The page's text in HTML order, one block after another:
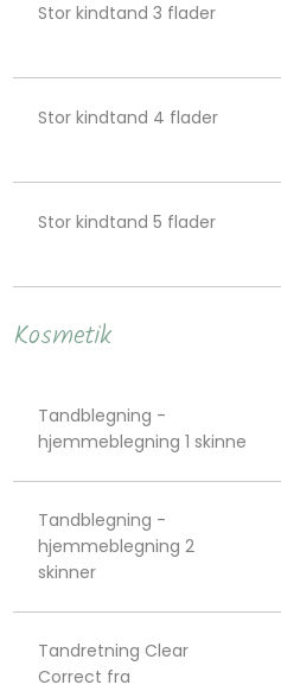
Stor kindtand 3 flader
Stor kindtand 4 flader
Stor kindtand 5 flader
Kosmetik
Tandblegning -
hjemmeblegning 1 skinne
Tandblegning -
hjemmeblegning 2
skinner
Tandretning Clear
Correct fra